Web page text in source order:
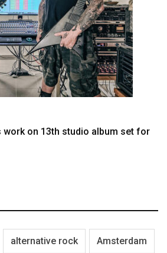
work on 13th studio album set for
alternative rock Amsterdam